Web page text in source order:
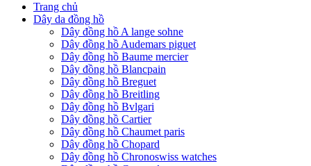
Trang chủ
Dây da đồng hồ
Dây đồng hồ A lange sohne
Dây đồng hồ Audemars piguet
Dây đồng hồ Baume mercier
Dây đồng hồ Blancpain
Dây đồng hồ Breguet
Dây đồng hồ Breitling
Dây đồng hồ Bvlgari
Dây đồng hồ Cartier
Dây đồng hồ Chaumet paris
Dây đồng hồ Chopard
Dây đồng hồ Chronoswiss watches